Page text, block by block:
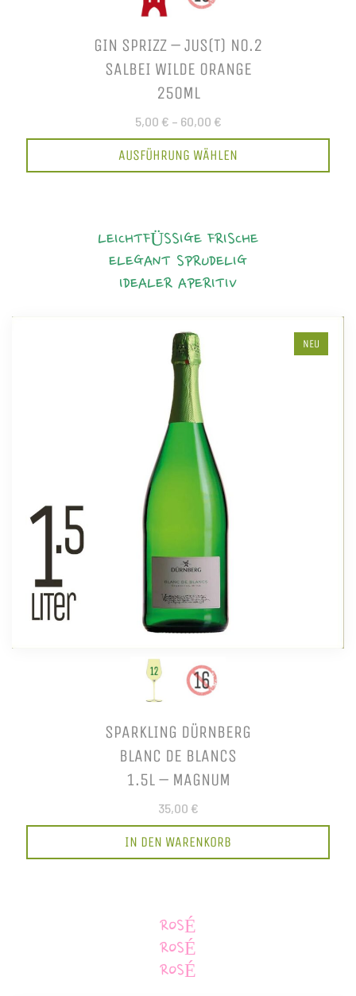
GIN SPRIZZ – JUS(T) NO.2
SALBEI WILDE ORANGE
250ML
5,00 € – 60,00 €
AUSFÜHRUNG WÄHLEN
LEICHTFÜSSIGE FRISCHE
ELEGANT SPRUDELIG
IDEALER APERITIV
NEU
SPARKLING DÜRNBERG
BLANC DE BLANCS
1.5L – MAGNUM
35,00 €
IN DEN WARENKORB
ROSÉ
ROSÉ
ROSÉ